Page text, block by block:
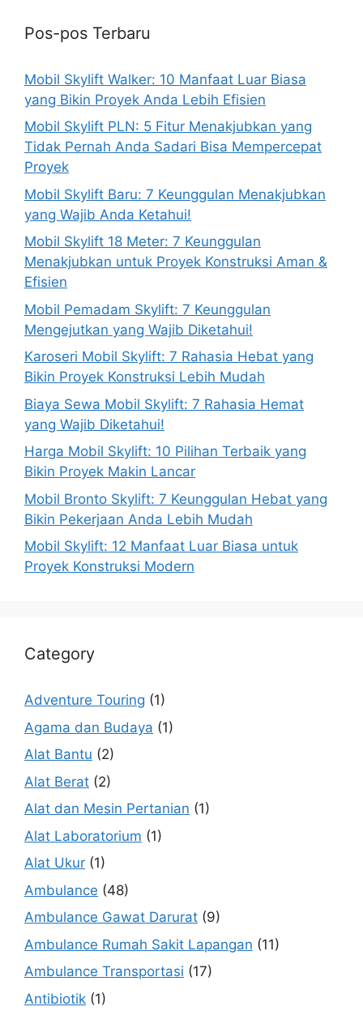
Pos-pos Terbaru
Mobil Skylift Walker: 10 Manfaat Luar Biasa
yang Bikin Proyek Anda Lebih Efisien
Mobil Skylift PLN: 5 Fitur Menakjubkan yang
Tidak Pernah Anda Sadari Bisa Mempercepat
Proyek
Mobil Skylift Baru: 7 Keunggulan Menakjubkan
yang Wajib Anda Ketahui!
Mobil Skylift 18 Meter: 7 Keunggulan
Menakjubkan untuk Proyek Konstruksi Aman &
Efisien
Mobil Pemadam Skylift: 7 Keunggulan
Mengejutkan yang Wajib Diketahui!
Karoseri Mobil Skylift: 7 Rahasia Hebat yang
Bikin Proyek Konstruksi Lebih Mudah
Biaya Sewa Mobil Skylift: 7 Rahasia Hemat
yang Wajib Diketahui!
Harga Mobil Skylift: 10 Pilihan Terbaik yang
Bikin Proyek Makin Lancar
Mobil Bronto Skylift: 7 Keunggulan Hebat yang
Bikin Pekerjaan Anda Lebih Mudah
Mobil Skylift: 12 Manfaat Luar Biasa untuk
Proyek Konstruksi Modern
Category
Adventure Touring (1)
Agama dan Budaya (1)
Alat Bantu (2)
Alat Berat (2)
Alat dan Mesin Pertanian (1)
Alat Laboratorium (1)
Alat Ukur (1)
Ambulance (48)
Ambulance Gawat Darurat (9)
Ambulance Rumah Sakit Lapangan (11)
Ambulance Transportasi (17)
Antibiotik (1)